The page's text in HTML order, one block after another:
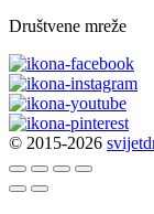
Društvene mreže
© 2015-2026